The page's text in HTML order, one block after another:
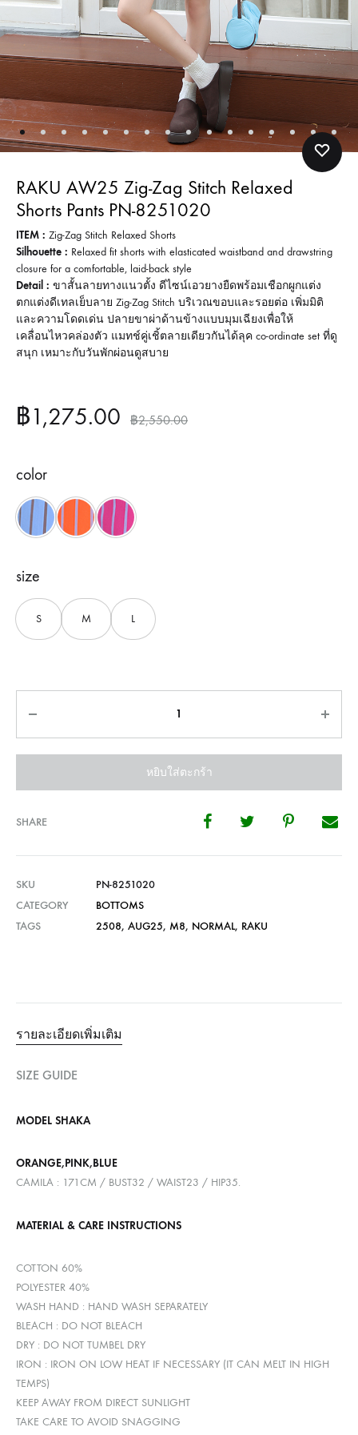
RAKU AW25 Zig-Zag Stitch Relaxed
Shorts Pants PN-8251020
ITEM : Zig-Zag Stitch Relaxed Shorts
Silhouette : Relaxed fit shorts with elasticated waistband and drawstring
closure for a comfortable, laid-back style
Detail : ขาสั้นลายทางแนวตั้ง ดีไซน์เอวยางยืดพร้อมเชือกผูกแต่ง
ตกแต่งดีเทลเย็บลาย Zig-Zag Stitch บริเวณขอบและรอยต่อ เพิ่มมิติ
และความโดดเด่น ปลายขาผ่าด้านข้างแบบมุมเฉียงเพื่อให้
เคลื่อนไหวคล่องตัว แมทช์คู่เชิ้ตลายเดียวกันได้ลุค co-ordinate set ที่ดู
สนุก เหมาะกับวันพักผ่อนดูสบาย
฿1,275.00 ฿2,550.00
color
Blue Orange Pink
size
S M L
หยิบใส่ตะกร้า
SHARE
SKU
PN-8251020
CATEGORY
BOTTOMS
TAGS
2508, AUG25, M8, NORMAL, RAKU
รายละเอียดเพิ่มเติม
SIZE GUIDE
MODEL SHAKA
ORANGE,PINK,BLUE
CAMILA : 171CM / BUST32 / WAIST23 / HIP35.
MATERIAL & CARE INSTRUCTIONS
COTTON 60%
POLYESTER 40%
WASH HAND : HAND WASH SEPARATELY
BLEACH : DO NOT BLEACH
DRY : DO NOT TUMBEL DRY
IRON : IRON ON LOW HEAT IF NECESSARY (IT CAN MELT IN HIGH
TEMPS)
KEEP AWAY FROM DIRECT SUNLIGHT
TAKE CARE TO AVOID SNAGGING